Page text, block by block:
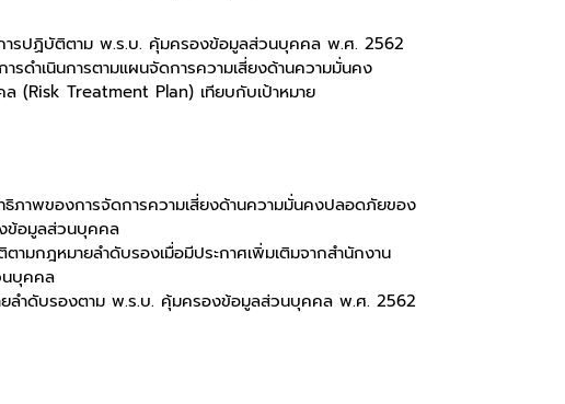
การปฏิบัติตาม พ.ร.บ. คุ้มครองข้อมูลส่วนบุคคล พ.ศ. 2562
ารดำเนินการตามแผนจัดการความเสี่ยงด้านความมั่นคง
(Risk Treatment Plan) เทียบกับเป้าหมาย
ธิภาพของการจัดการความเสี่ยงด้านความมั่นคงปลอดภัยของ
ข้อมูลส่วนบุคคล
ตามกฎหมายลำดับรองเมื่อมีประกาศเพิ่มเติมจากสำนักงาน
นบุคคล
ยลำดับรองตาม พ.ร.บ. คุ้มครองข้อมูลส่วนบุคคล พ.ศ. 2562